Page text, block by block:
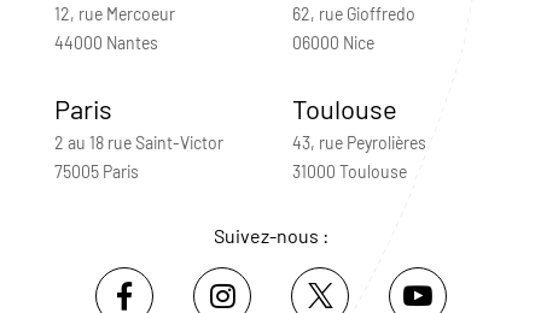
12, rue Mercoeur
44000 Nantes
62, rue Gioffredo
06000 Nice
Paris
2 au 18 rue Saint-Victor
75005 Paris
Toulouse
43, rue Peyrolières
31000 Toulouse
Suivez-nous :